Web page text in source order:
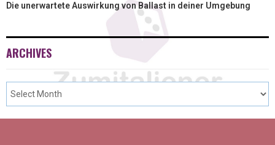
Die unerwartete Auswirkung von Ballast in deiner Umgebung
ARCHIVES